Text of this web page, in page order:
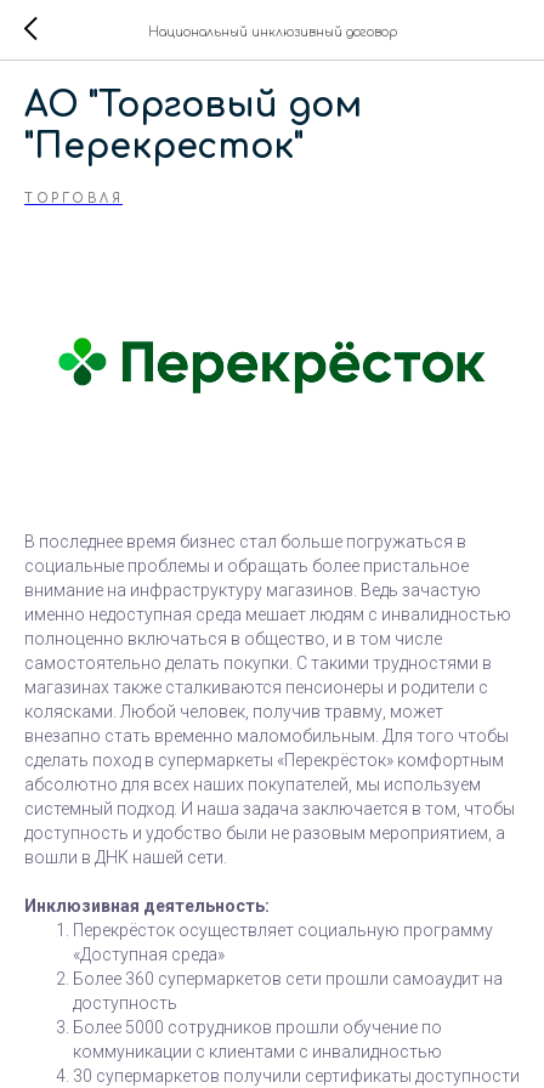
Национальный инклюзивный договор
АО "Торговый дом
"Перекресток"
ТОРГОВЛЯ
В последнее время бизнес стал больше погружаться в
социальные проблемы и обращать более пристальное
внимание на инфраструктуру магазинов. Ведь зачастую
именно недоступная среда мешает людям с инвалидностью
полноценно включаться в общество, и в том числе
самостоятельно делать покупки. С такими трудностями в
магазинах также сталкиваются пенсионеры и родители с
колясками. Любой человек, получив травму, может
внезапно стать временно маломобильным. Для того чтобы
сделать поход в супермаркеты «Перекрёсток» комфортным
абсолютно для всех наших покупателей, мы используем
системный подход. И наша задача заключается в том, чтобы
доступность и удобство были не разовым мероприятием, а
вошли в ДНК нашей сети.
Инклюзивная деятельность:
Перекрёсток осуществляет социальную программу
«Доступная среда»
Более 360 супермаркетов сети прошли самоаудит на
доступность
Более 5000 сотрудников прошли обучение по
коммуникации с клиентами с инвалидностью
30 супермаркетов получили сертификаты доступности